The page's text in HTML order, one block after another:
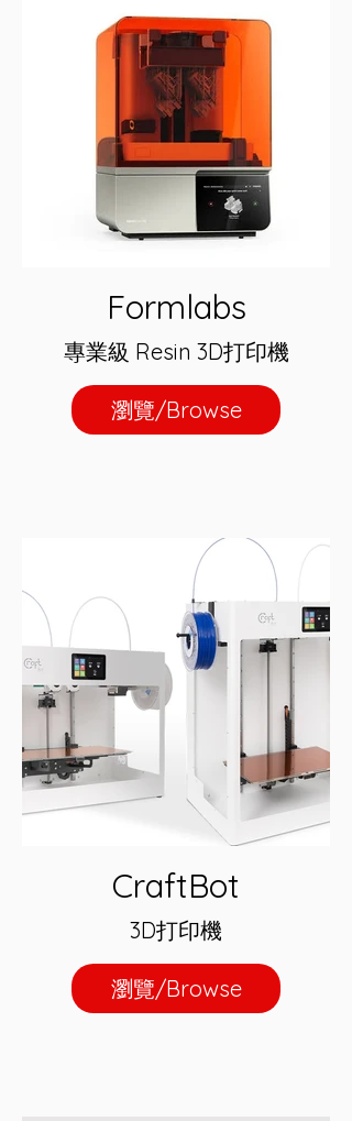
Formlabs
專業級 Resin 3D打印機
瀏覽/Browse
CraftBot
3D打印機
瀏覽/Browse